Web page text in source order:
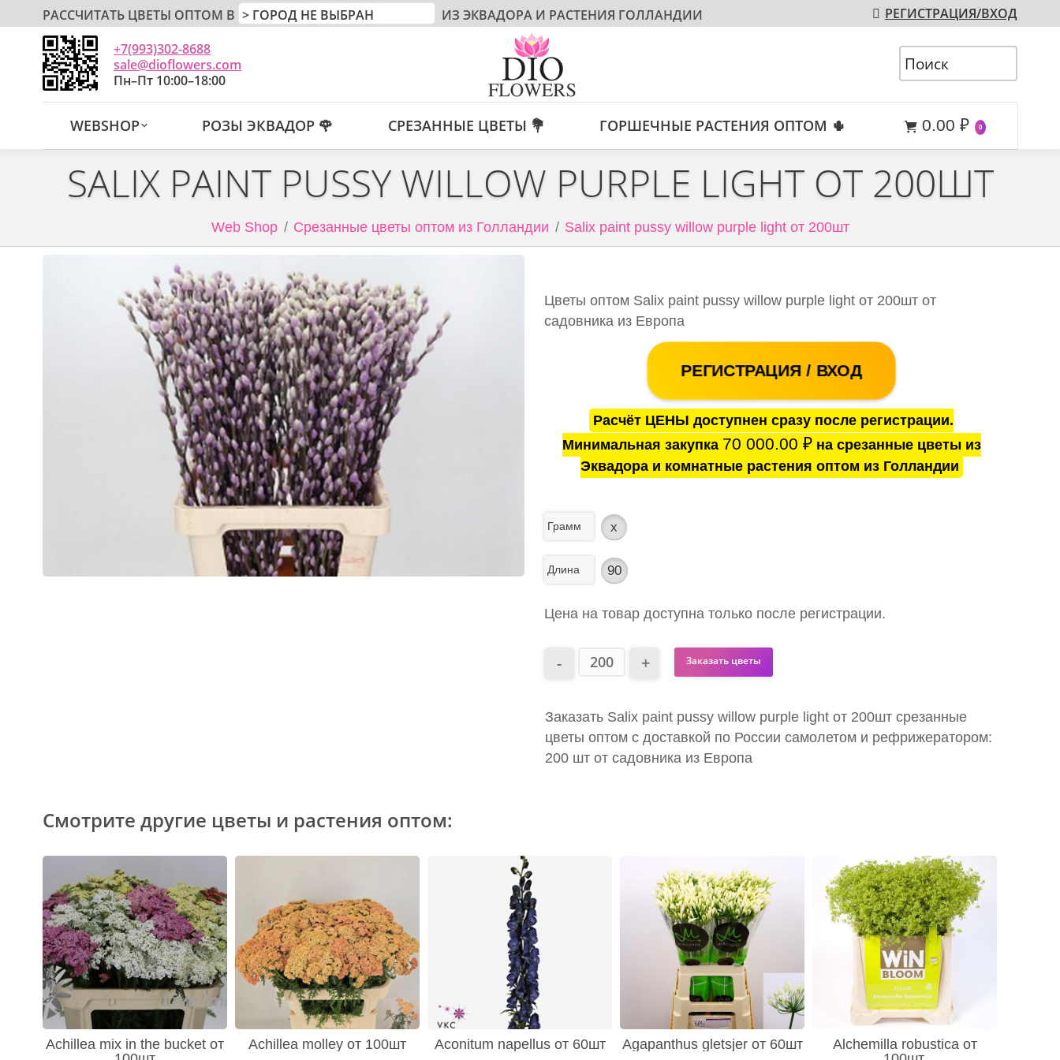
РАССЧИТАТЬ ЦВЕТЫ ОПТОМ В ИЗ ЭКВАДОРА И РАСТЕНИЯ ГОЛЛАНДИИ РЕГИСТРАЦИЯ/ВХОД
+7(993)302-8688
sale@dioflowers.com
Пн–Пт 10:00–18:00
WEBSHOP РОЗЫ ЭКВАДОР 🌹 СРЕЗАННЫЕ ЦВЕТЫ 💐 ГОРШЕЧНЫЕ РАСТЕНИЯ ОПТОМ 🌵 0.00 ₽ 0
SALIX PAINT PUSSY WILLOW PURPLE LIGHT ОТ 200ШТ
Web Shop Срезанные цветы оптом из Голландии Salix paint pussy willow purple light от 200шт
Цветы оптом Salix paint pussy willow purple light от 200шт от
садовника из Европа
РЕГИСТРАЦИЯ / ВХОД
Расчёт ЦЕНЫ доступнен сразу после регистрации.
Минимальная закупка 70 000.00 ₽на срезанные цветы из
Эквадора и комнатные растения оптом из Голландии
Грамм x
Длина 90
Цена на товар доступна только после регистрации.
Заказать цветы
Заказать Salix paint pussy willow purple light от 200шт срезанные
цветы оптом с доставкой по России самолетом и рефрижератором:
200 шт от садовника из Европа
Смотрите другие цветы и растения оптом:
Achillea mix in the bucket от
Achillea molley от 100шт Aconitum napellus от 60шт Agapanthus gletsjer от 60шт
Alchemilla robustica от